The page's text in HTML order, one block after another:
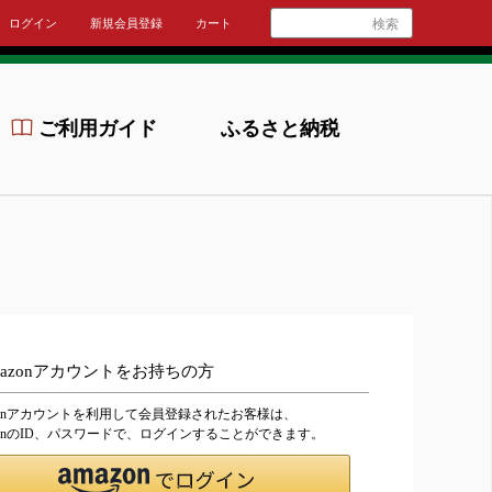
ログイン 新規会員登録 カート 検索
ご利用ガイド ふるさと納税
アカウントをお持ちの方
アカウントを利用して会員登録されたお客様は、
のID、パスワードで、ログインすることができます。